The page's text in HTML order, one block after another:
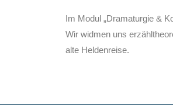
Im Modul „Dramaturgie &
Wir widmen uns
alte Heldenreise.